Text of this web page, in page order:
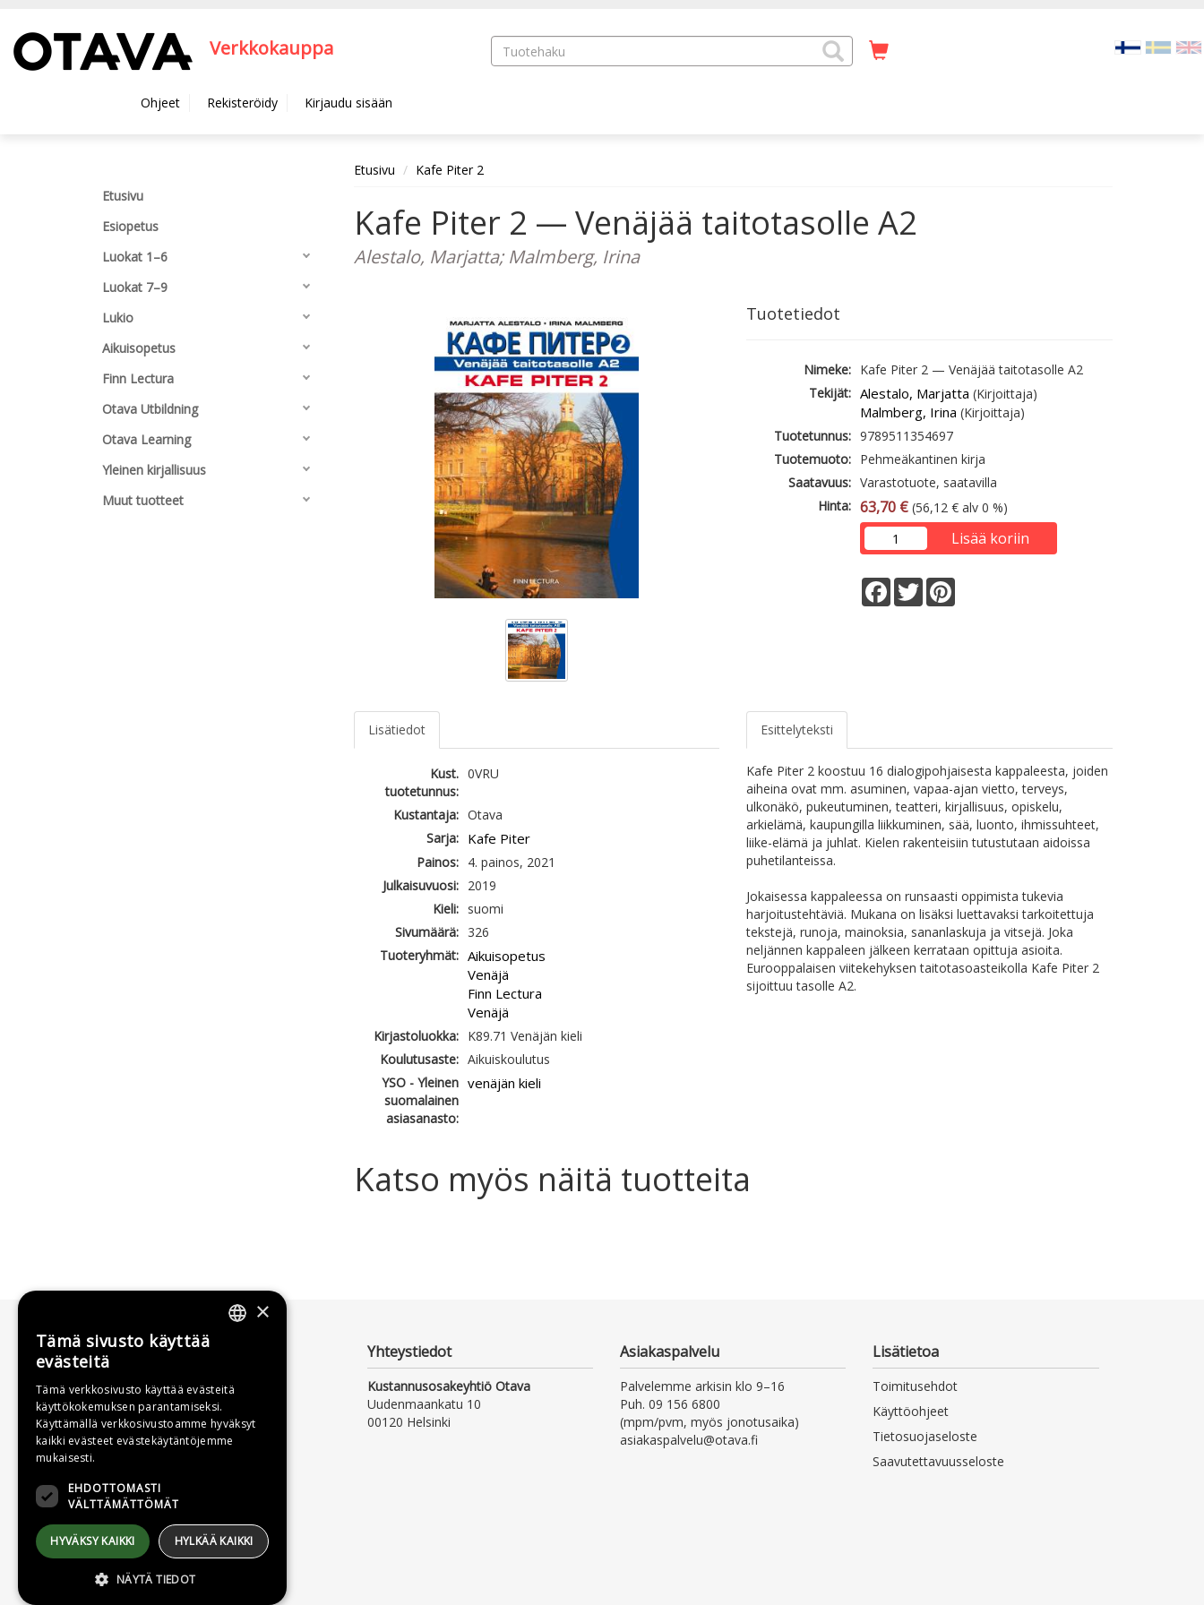
Verkkokauppa
Ohjeet Rekisteröidy Kirjaudu sisään
Etusivu
Esiopetus
Luokat 1–6
Luokat 7–9
Lukio
Aikuisopetus
Finn Lectura
Otava Utbildning
Otava Learning
Yleinen kirjallisuus
Muut tuotteet
Etusivu Kafe Piter 2
Kafe Piter 2 — Venäjää taitotasolle A2
Alestalo, Marjatta; Malmberg, Irina
Tuotetiedot
Nimeke: Kafe Piter 2 — Venäjää taitotasolle A2
Tekijät: Alestalo, Marjatta (Kirjoittaja)
Malmberg, Irina (Kirjoittaja)
Tuotetunnus: 9789511354697
Tuotemuoto: Pehmeäkantinen kirja
Saatavuus: Varastotuote, saatavilla
Hinta: 63,70 € (56,12 € alv 0 %)
Lisää koriin
Facebook
Twitter
Lisätiedot
Kust.
tuotetunnus:
0VRU
Kustantaja: Otava
Sarja:
Kafe Piter
Painos:
4. painos, 2021
Julkaisuvuosi:
2019
Kieli:
suomi
Sivumäärä:
326
Tuoteryhmät: Aikuisopetus
Venäjä
Finn Lectura
Venäjä
Kirjastoluokka:
K89.71 Venäjän kieli
Koulutusaste: Aikuiskoulutus
YSO - Yleinen
suomalainen
asiasanasto:
venäjän kieli
Esittelyteksti
Kafe Piter 2 koostuu 16 dialogipohjaisesta kappaleesta, joiden
aiheina ovat mm. asuminen, vapaa-ajan vietto, terveys,
ulkonäkö, pukeutuminen, teatteri, kirjallisuus, opiskelu,
arkielämä, kaupungilla liikkuminen, sää, luonto, ihmissuhteet,
liike-elämä ja juhlat. Kielen rakenteisiin tutustutaan aidoissa
puhetilanteissa.
Jokaisessa kappaleessa on runsaasti oppimista tukevia
harjoitustehtäviä. Mukana on lisäksi luettavaksi tarkoitettuja
tekstejä, runoja, mainoksia, sananlaskuja ja vitsejä. Joka
neljännen kappaleen jälkeen kerrataan opittuja asioita.
Eurooppalaisen viitekehyksen taitotasoasteikolla Kafe Piter 2
sijoittuu tasolle A2.
Katso myös näitä tuotteita
Yhteystiedot
Kustannusosakeyhtiö Otava
Uudenmaankatu 10
00120 Helsinki
Asiakaspalvelu
Palvelemme arkisin klo 9–16
Puh. 09 156 6800
(mpm/pvm, myös jonotusaika)
asiakaspalvelu@otava.fi
Lisätietoa
Toimitusehdot
Käyttöohjeet
Tietosuojaseloste
Saavutettavuusseloste
×
Tämä sivusto käyttää
evästeitä
Tämä verkkosivusto käyttää evästeitä
käyttökokemuksen parantamiseksi.
Käyttämällä verkkosivustoamme hyväksyt
kaikki evästeet evästekäytäntöjemme
mukaisesti.
EHDOTTOMASTI
VÄLTTÄMÄTTÖMÄT
HYVÄKSY KAIKKI HYLKÄÄ KAIKKI
NÄYTÄ TIEDOT